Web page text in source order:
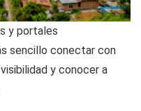
y portales
sencillo conectar con
y conocer a